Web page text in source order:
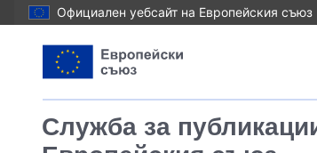
Официален уебсайт на Европейския съюз
Служба за